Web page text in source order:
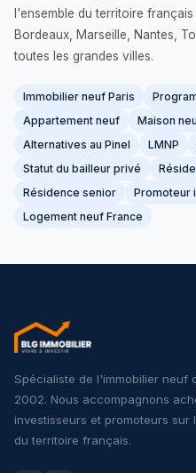
l'ensemble du territoire
Bordeaux, Marseille, Nantes,
toutes les grandes villes.
Immobilier neuf Paris
Appartement neuf
Maison
Alternatives au Pinel
LMNP
Statut du bailleur privé
Résidence senior
Promoteur
Logement neuf France
Spécialiste de l'immobilier neuf
2002. Nous accompagnons
investisseurs et promoteurs sur
du territoire français.